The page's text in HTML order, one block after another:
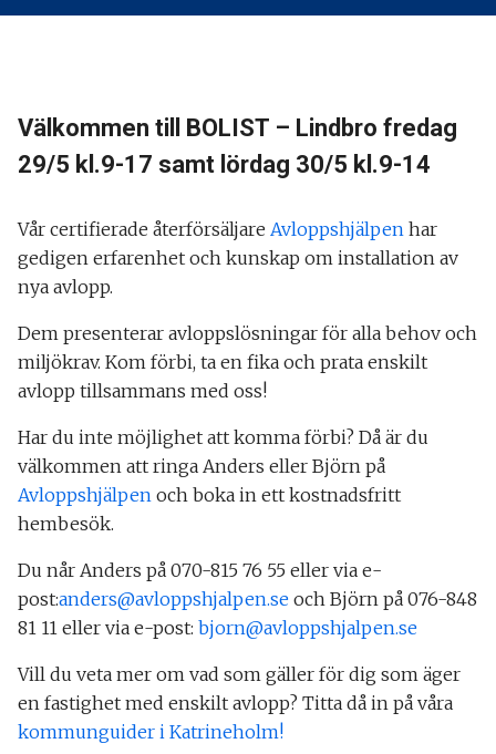
Välkommen till BOLIST – Lindbro fredag
29/5 kl.9-17 samt lördag 30/5 kl.9-14
Vår certifierade återförsäljare Avloppshjälpen har
gedigen erfarenhet och kunskap om installation av
nya avlopp.
Dem presenterar avloppslösningar för alla behov och
miljökrav. Kom förbi, ta en fika och prata enskilt
avlopp tillsammans med oss!
Har du inte möjlighet att komma förbi? Då är du
välkommen att ringa Anders eller Björn på
Avloppshjälpen och boka in ett kostnadsfritt
hembesök.
Du når Anders på 070-815 76 55 eller via e-
post:anders@avloppshjalpen.se och Björn på 076-848
81 11 eller via e-post: bjorn@avloppshjalpen.se
Vill du veta mer om vad som gäller för dig som äger
en fastighet med enskilt avlopp? Titta då in på våra
kommunguider i Katrineholm!